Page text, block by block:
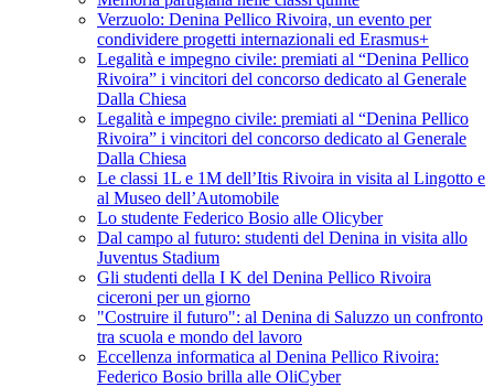
Verzuolo: Denina Pellico Rivoira, un evento per
condividere progetti internazionali ed Erasmus+
Legalità e impegno civile: premiati al “Denina Pellico
Rivoira” i vincitori del concorso dedicato al Generale
Dalla Chiesa
Legalità e impegno civile: premiati al “Denina Pellico
Rivoira” i vincitori del concorso dedicato al Generale
Dalla Chiesa
Le classi 1L e 1M dell’Itis Rivoira in visita al Lingotto e
al Museo dell’Automobile
Lo studente Federico Bosio alle Olicyber
Dal campo al futuro: studenti del Denina in visita allo
Juventus Stadium
Gli studenti della I K del Denina Pellico Rivoira
ciceroni per un giorno
"Costruire il futuro": al Denina di Saluzzo un confronto
tra scuola e mondo del lavoro
Eccellenza informatica al Denina Pellico Rivoira:
Federico Bosio brilla alle OliCyber